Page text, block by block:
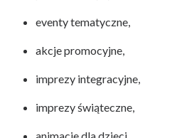
eventy tematyczne,
akcje promocyjne,
imprezy integracyjne,
imprezy świąteczne,